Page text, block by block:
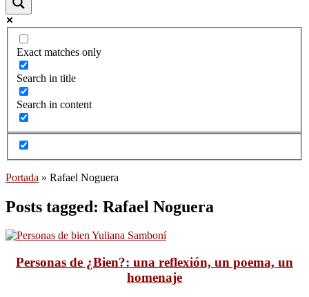
Exact matches only
Search in title
Search in content
Portada » Rafael Noguera
Posts tagged: Rafael Noguera
Personas de ¿Bien?: una reflexión, un poema, un
homenaje